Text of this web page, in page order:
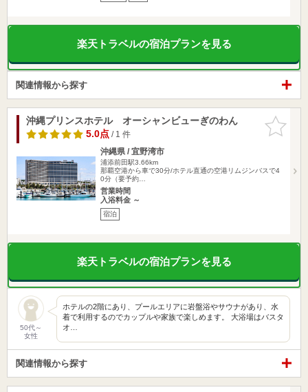
楽天トラベルの宿泊プランを見る
関連情報から探す
お気に入
りに追加
沖縄プリンスホテル オーシャンビューぎのわん
5.0点/ 1 件
沖縄県 / 宜野湾市
浦添前田駅3.66km
那覇空港から車で30分/ホテル直通の空港リムジンバスで4
0分（要予約…
営業時間
入浴料金 ～
宿泊
楽天トラベルの宿泊プランを見る
50代～
女性
ホテルの2階にあり、プールエリアに岩盤浴やサウナがあり、水
着で利用するのでカップルや家族で楽しめます。 大浴場はバスタ
オ…
関連情報から探す